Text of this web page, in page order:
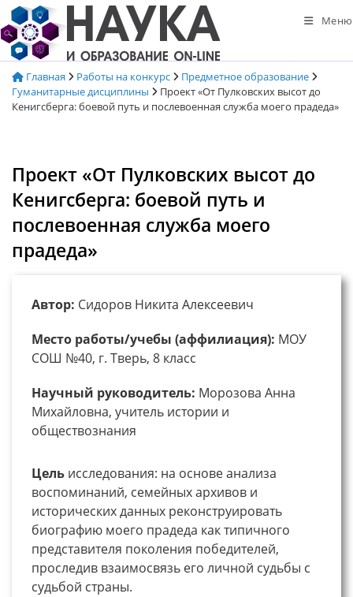
Перейти
к
содержимому
Меню
Главная Работы на конкурс
Предметное образование
Гуманитарные дисциплины
Проект «От Пулковских высот до
Кенигсберга: боевой путь и послевоенная служба моего прадеда»
Проект «От Пулковских высот до
Кенигсберга: боевой путь и
послевоенная служба моего
прадеда»
Автор: Сидоров Никита Алексеевич
Место работы/учебы (аффилиация): МОУ
СОШ №40, г. Тверь, 8 класс
Научный руководитель: Морозова Анна
Михайловна, учитель истории и
обществознания
Цель исследования: на основе анализа
воспоминаний, семейных архивов и
исторических данных реконструировать
биографию моего прадеда как типичного
представителя поколения победителей,
проследив взаимосвязь его личной судьбы с
судьбой страны.